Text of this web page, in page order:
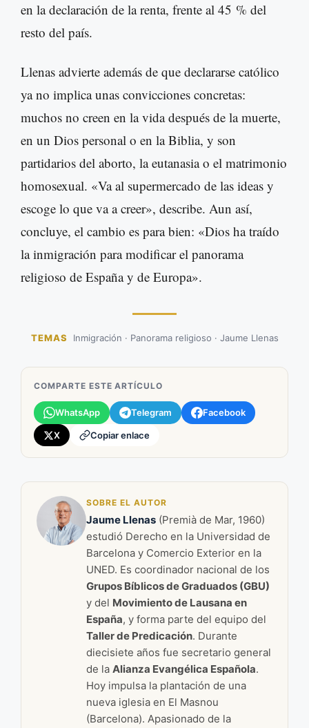
en la declaración de la renta, frente al 45 % del
resto del país.
Llenas advierte además de que declararse católico
ya no implica unas convicciones concretas:
muchos no creen en la vida después de la muerte,
en un Dios personal o en la Biblia, y son
partidarios del aborto, la eutanasia o el matrimonio
homosexual. «Va al supermercado de las ideas y
escoge lo que va a creer», describe. Aun así,
concluye, el cambio es para bien: «Dios ha traído
la inmigración para modificar el panorama
religioso de España y de Europa».
TEMAS Inmigración · Panorama religioso · Jaume Llenas
COMPARTE ESTE ARTÍCULO
WhatsApp Telegram Facebook
X Copiar enlace
SOBRE EL AUTOR
Jaume Llenas (Premià de Mar, 1960)
estudió Derecho en la Universidad de
Barcelona y Comercio Exterior en la
UNED. Es coordinador nacional de los
Grupos Bíblicos de Graduados (GBU)
y del Movimiento de Lausana en
España, y forma parte del equipo del
Taller de Predicación. Durante
diecisiete años fue secretario general
de la Alianza Evangélica Española.
Hoy impulsa la plantación de una
nueva iglesia en El Masnou
(Barcelona). Apasionado de la